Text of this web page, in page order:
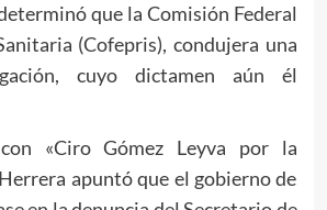
que la Comisión Federal
(Cofepris), condujera una
cuyo dictamen aún él
«Ciro Gómez Leyva por la
apuntó que el gobierno de